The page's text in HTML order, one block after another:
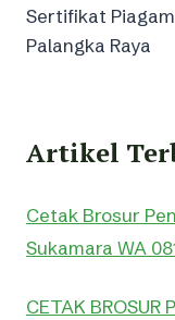
Sertifikat
Palangka Raya
Artikel
Cetak Brosur
Sukamara WA
CETAK BROSUR